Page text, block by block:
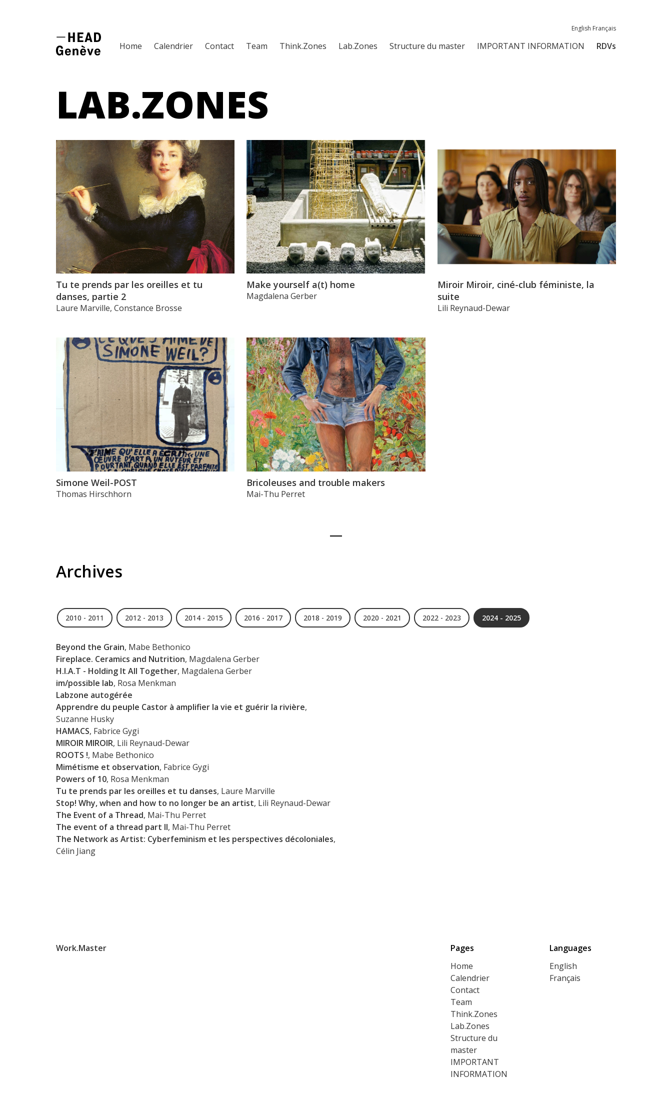
English Français
Home Calendrier Contact Team Think.Zones Lab.Zones Structure du master IMPORTANT INFORMATION RDVs
LAB.ZONES
Tu te prends par les oreilles et tu
danses, partie 2
Laure Marville, Constance Brosse
Make yourself a(t) home
Magdalena Gerber
Miroir Miroir, ciné-club féministe, la
suite
Lili Reynaud-Dewar
Simone Weil-POST
Thomas Hirschhorn
Bricoleuses and trouble makers
Mai-Thu Perret
Archives
2010 - 2011 2012 - 2013 2014 - 2015 2016 - 2017 2018 - 2019 2020 - 2021 2022 - 2023 2024 - 2025
Beyond the Grain, Mabe Bethonico
Fireplace. Ceramics and Nutrition, Magdalena Gerber
H.I.A.T - Holding It All Together, Magdalena Gerber
im/possible lab, Rosa Menkman
Labzone autogérée
Apprendre du peuple Castor à amplifier la vie et guérir la rivière,
Suzanne Husky
HAMACS, Fabrice Gygi
MIROIR MIROIR, Lili Reynaud-Dewar
ROOTS !, Mabe Bethonico
Mimétisme et observation, Fabrice Gygi
Powers of 10, Rosa Menkman
Tu te prends par les oreilles et tu danses, Laure Marville
Stop! Why, when and how to no longer be an artist, Lili Reynaud-Dewar
The Event of a Thread, Mai-Thu Perret
The event of a thread part II, Mai-Thu Perret
The Network as Artist: Cyberfeminism et les perspectives décoloniales,
Célin Jiang
Work.Master
Pages
Home
Calendrier
Contact
Team
Think.Zones
Lab.Zones
Structure du
master
IMPORTANT
INFORMATION
Languages
English
Français